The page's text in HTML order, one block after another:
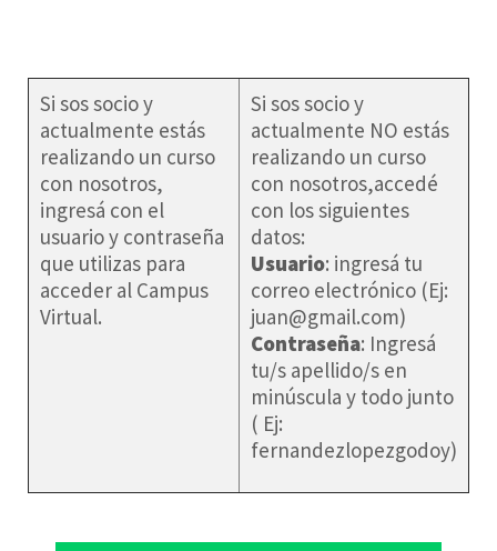
Si sos socio y
actualmente estás
realizando un curso
con nosotros,
ingresá con el
usuario y contraseña
que utilizas para
acceder al Campus
Virtual.
Si sos socio y
actualmente NO estás
realizando un curso
con nosotros,accedé
con los siguientes
datos:
Usuario: ingresá tu
correo electrónico (Ej:
juan@gmail.com)
Contraseña: Ingresá
tu/s apellido/s en
minúscula y todo junto
( Ej:
fernandezlopezgodoy)